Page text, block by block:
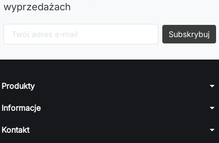
wyprzedażach
Produkty arrow_drop_down
Informacje arrow_drop_down
Kontakt arrow_drop_down